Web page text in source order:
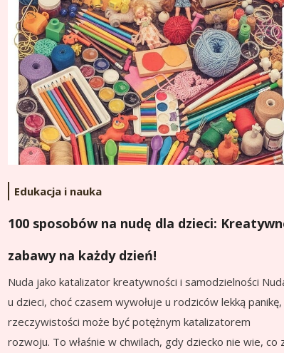
Edukacja i nauka
100 sposobów na nudę dla dzieci:
zabawy na każdy dzień!
Nuda jako katalizator kreatywności i samodzielności
u dzieci, choć czasem wywołuje u rodziców lekką
rzeczywistości może być potężnym katalizatorem
rozwoju. To właśnie w chwilach, gdy dziecko nie wie, co